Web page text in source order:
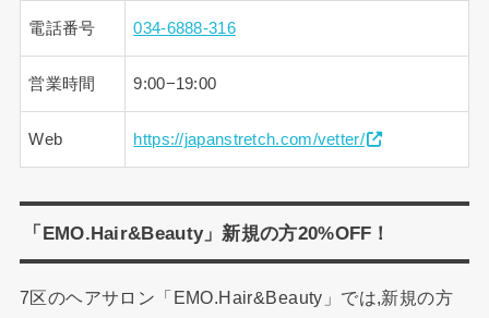
電話番号 034-6888-316
営業時間 9:00−19:00
Web https://japanstretch.com/vetter/
「EMO.Hair&Beauty」新規の方20%OFF！
7区のヘアサロン「EMO.Hair&Beauty」では,新規の方